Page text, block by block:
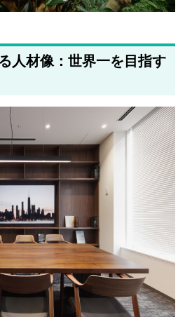
人材像：世界一を目指す